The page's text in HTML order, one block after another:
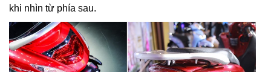
khi nhìn từ phía sau.